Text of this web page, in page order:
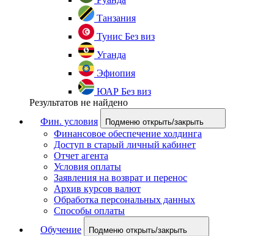
Танзания
Тунис Без виз
Уганда
Эфиопия
ЮАР Без виз
Результатов не найдено
Фин. условия
Подменю открыть/закрыть
Финансовое обеспечение холдинга
Доступ в старый личный кабинет
Отчет агента
Условия оплаты
Заявления на возврат и перенос
Архив курсов валют
Обработка персональных данных
Способы оплаты
Обучение
Подменю открыть/закрыть